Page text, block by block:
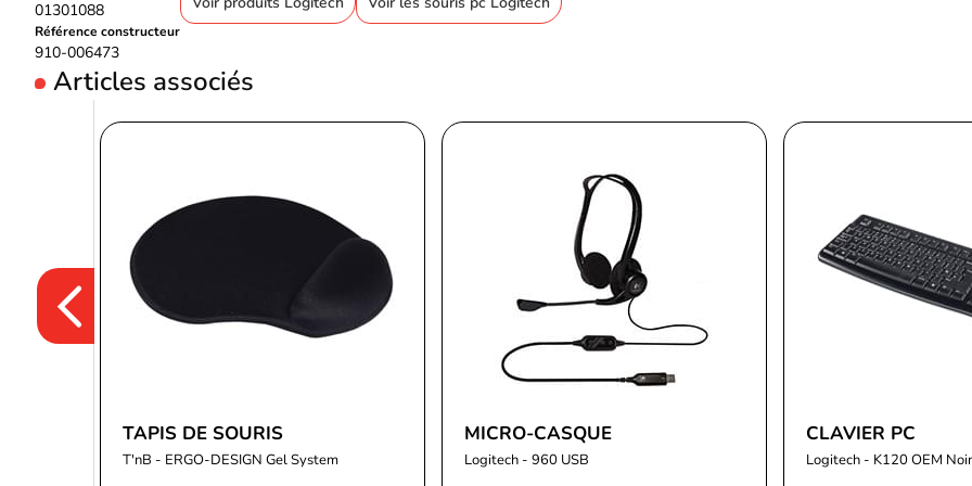
01301088
Référence constructeur
910-006473
Articles associés
TAPIS DE SOURIS
T'nB - ERGO-DESIGN Gel System
MICRO-CASQUE
Logitech - 960 USB
CLAVIER PC
Logitech - K120 OEM Noir